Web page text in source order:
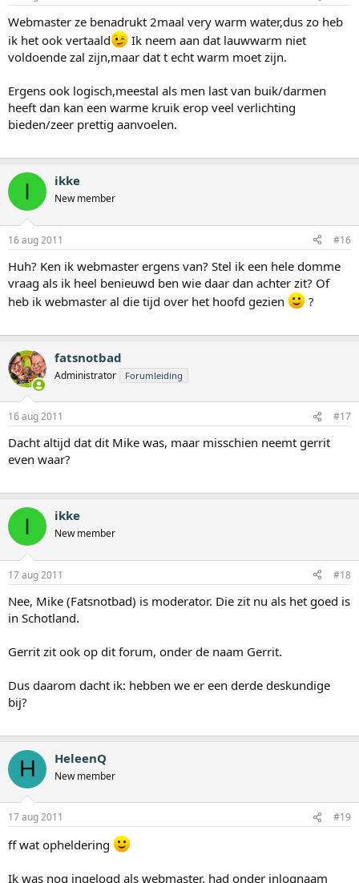
Webmaster ze benadrukt 2maal very warm water,dus zo heb
ik het ook vertaald
Ik neem aan dat lauwwarm niet
voldoende zal zijn,maar dat t echt warm moet zijn.
Ergens ook logisch,meestal als men last van buik/darmen
heeft dan kan een warme kruik erop veel verlichting
bieden/zeer prettig aanvoelen.
I ikke
New member
16 aug 2011 #16
Huh? Ken ik webmaster ergens van? Stel ik een hele domme
vraag als ik heel benieuwd ben wie daar dan achter zit? Of
heb ik webmaster al die tijd over het hoofd gezien
?
fatsnotbad
Administrator Forumleiding
16 aug 2011 #17
Dacht altijd dat dit Mike was, maar misschien neemt gerrit
even waar?
I ikke
New member
17 aug 2011 #18
Nee, Mike (Fatsnotbad) is moderator. Die zit nu als het goed is
in Schotland.
Gerrit zit ook op dit forum, onder de naam Gerrit.
Dus daarom dacht ik: hebben we er een derde deskundige
bij?
H HeleenQ
New member
17 aug 2011 #19
ff wat opheldering
Ik was nog ingelogd als webmaster, had onder inlognaam